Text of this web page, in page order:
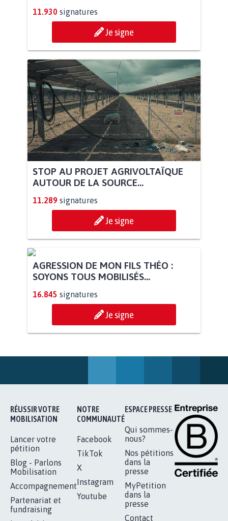
11.930 signatures
Je signe
STOP AU PROJET AGRIVOLTAÏQUE
AUTOUR DE LA SOURCE...
11.289 signatures
Je signe
AGRESSION DE MON FILS THÉO :
Je signe
RÉUSSIR VOTRE
MOBILISATION
ESPACE PRESSE